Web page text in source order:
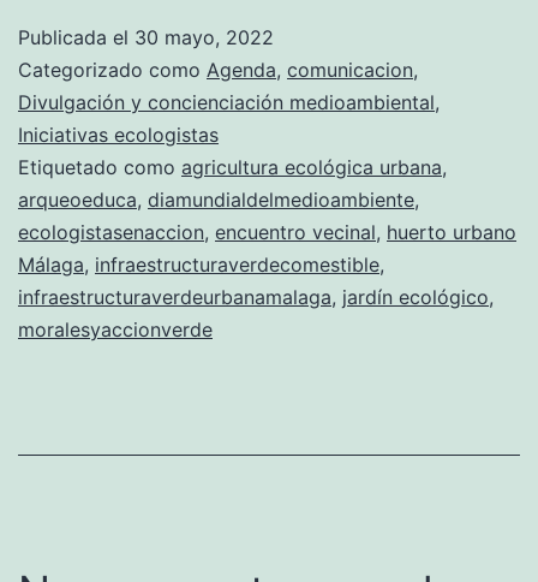
Publicada el 30 mayo, 2022
Categorizado como Agenda, comunicacion,
Divulgación y concienciación medioambiental,
Iniciativas ecologistas
Etiquetado como agricultura ecológica urbana,
arqueoeduca, diamundialdelmedioambiente,
ecologistasenaccion, encuentro vecinal, huerto urbano
Málaga, infraestructuraverdecomestible,
infraestructuraverdeurbanamalaga, jardín ecológico,
moralesyaccionverde